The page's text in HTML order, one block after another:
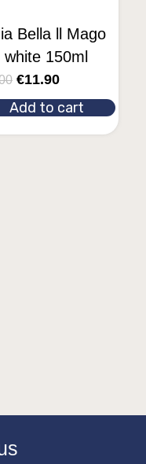
Bella ll Mago
white 150ml
€11.90
Add to cart